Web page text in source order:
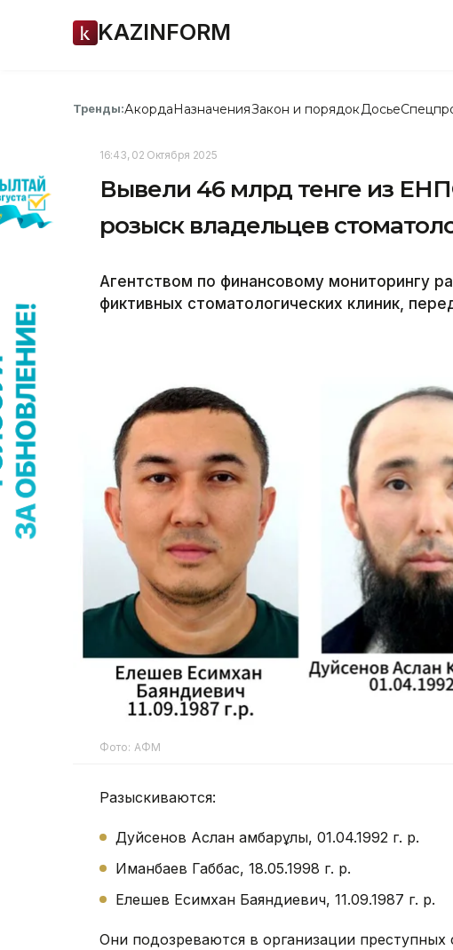
KAZINFORM
Тренды:АкордаНазначенияЗакон и порядок Досье
16:43, 02 Октября 2025
Вывели 46 млрд тенге из
розыск владельцев
Агентством по финансовому мониторингу
фиктивных стоматологических клиник,
Фото: АФМ
Разыскиваются:
Дуйсенов Аслан Қамбарұлы, 01.04.1992 г. р.
Иманбаев Габбас, 18.05.1998 г. р.
Елешев Есимхан Баяндиевич, 11.09.1987 г. р.
Они подозреваются в организации